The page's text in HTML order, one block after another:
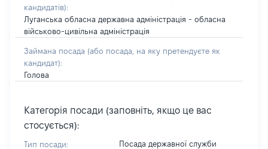
кандидатів):
Луганська обласна державна адміністрація - обласна
військово-цивільна адміністрація
Займана посада (або посада, на яку претендуєте як
кандидат):
Голова
Категорія посади (заповніть, якщо це вас
стосується):
Тип посади: Посада державної служби